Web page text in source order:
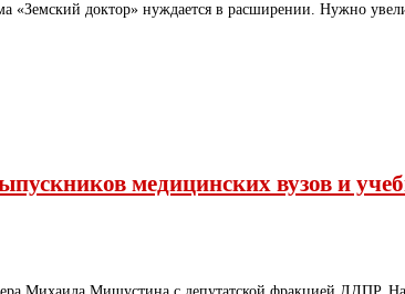
доктор» нуждается в расширении. Нужно
медицинских вузов и